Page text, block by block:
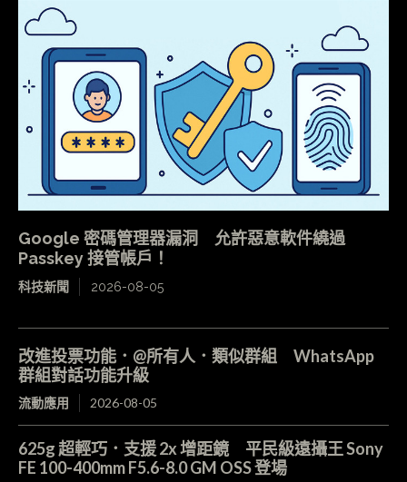
Google 密碼管理器漏洞 允許惡意軟件繞過
Passkey 接管帳戶！
科技新聞 2026-08-05
改進投票功能．@所有人．類似群組 WhatsApp
群組對話功能升級
流動應用 2026-08-05
625g 超輕巧．支援 2x 增距鏡 平民級遠攝王 Sony
FE 100-400mm F5.6-8.0 GM OSS 登場